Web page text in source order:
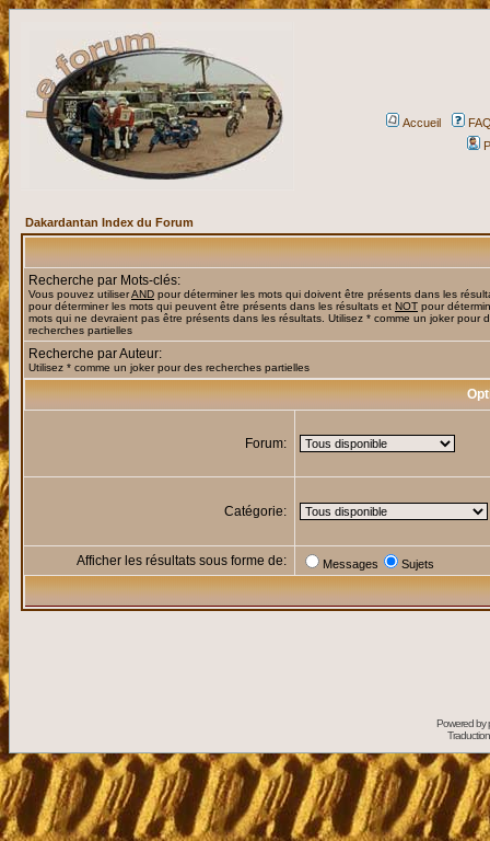
Accueil
Dakardantan Index du Forum
Recherche par Mots-clés:
Vous pouvez utiliserAND pour déterminer les mots qui doivent être présents dans les
pour déterminer les mots qui peuvent être présents dans les résultats et NOT pour
mots qui ne devraient pas être présents dans les résultats. Utilisez * comme un joker pour
recherches partielles
Recherche par Auteur:
Utilisez * comme un joker pour des recherches partielles
Forum:
Catégorie:
Afficher les résultats sous forme de: Messages Sujets
Powered by